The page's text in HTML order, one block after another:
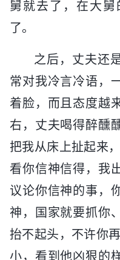
舅就去了，在大
了。
之后，丈夫还
常对我冷言冷语，
着脸，而且态度越
右，丈夫喝得醉醺
把我从床上扯起来
看你信神信得，我
议论你信神的事，
神，国家就要抓你
抬不起头，不许你
小，看到他凶狠的